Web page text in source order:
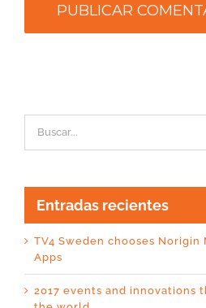
Entradas recientes
TV4 Sweden chooses Norigin
Apps
2017 events and innovations